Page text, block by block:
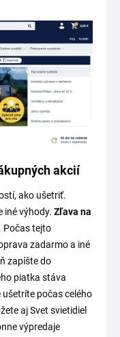
akcií
ako ušetriť.
iné výhody. Zľava na
. Počas tejto
zadarmo a iné
zapíšte do
piatka stáva
ušetríte počas celého
aj Svet svietidiel
výpredaje